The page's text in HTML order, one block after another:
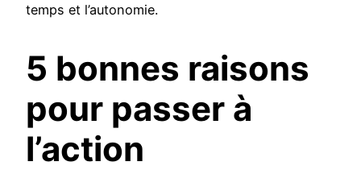
temps et l’autonomie.
5 bonnes raisons
pour passer à
l’action